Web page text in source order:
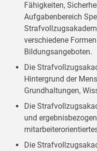
Fähigkeiten,
Aufgabenbereich
verschiedene
Bildungsangeboten.
Die
Hintergrund der
Grundhaltungen,
Die
und
Die